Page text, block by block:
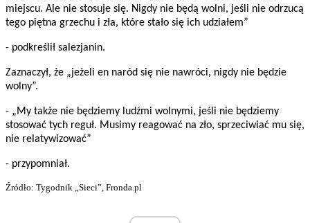
miejscu. Ale nie stosuje się. Nigdy nie będą wolni, jeśli nie odrzucą
tego piętna grzechu i zła, które stało się ich udziałem”
- podkreślił salezjanin.
Zaznaczył, że „jeżeli en naród się nie nawróci, nigdy nie będzie
wolny”.
- „My także nie będziemy ludźmi wolnymi, jeśli nie będziemy
stosować tych reguł. Musimy reagować na zło, sprzeciwiać mu się,
nie relatywizować”
- przypomniał.
Źródło: Tygodnik „Sieci”, Fronda.pl